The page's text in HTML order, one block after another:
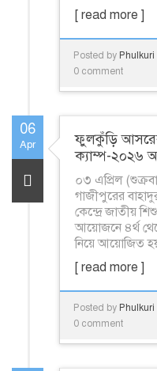
[ read more ]
Posted by Phulkuri
0 comment
06
Apr
ফুলকুঁড়ি
ক্যাম্প-২০২৬
০৩ এপ্রিল
গাজীপুরের
কেন্দ্রে জাতীয়
আয়োজনে ৪র্থ
নিয়ে আয়োজিত
[ read more ]
Posted by Phulkuri
0 comment